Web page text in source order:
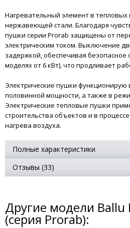
Нагревательный элемент в
нержавеющей стали. Благодаря
пушки серии Prorab защищены от
электрическим током. Выключение
задержкой, обеспечивая безопасное
моделях от 6 кВт), что продливает
Электрические пушки функционирую
половинной мощности, а также в
Электрические тепловые пушки
строительства объектов и в
нагрева воздуха.
Полные характеристики
Отзывы (33)
Другие модели Ballu
(серия Prorab):